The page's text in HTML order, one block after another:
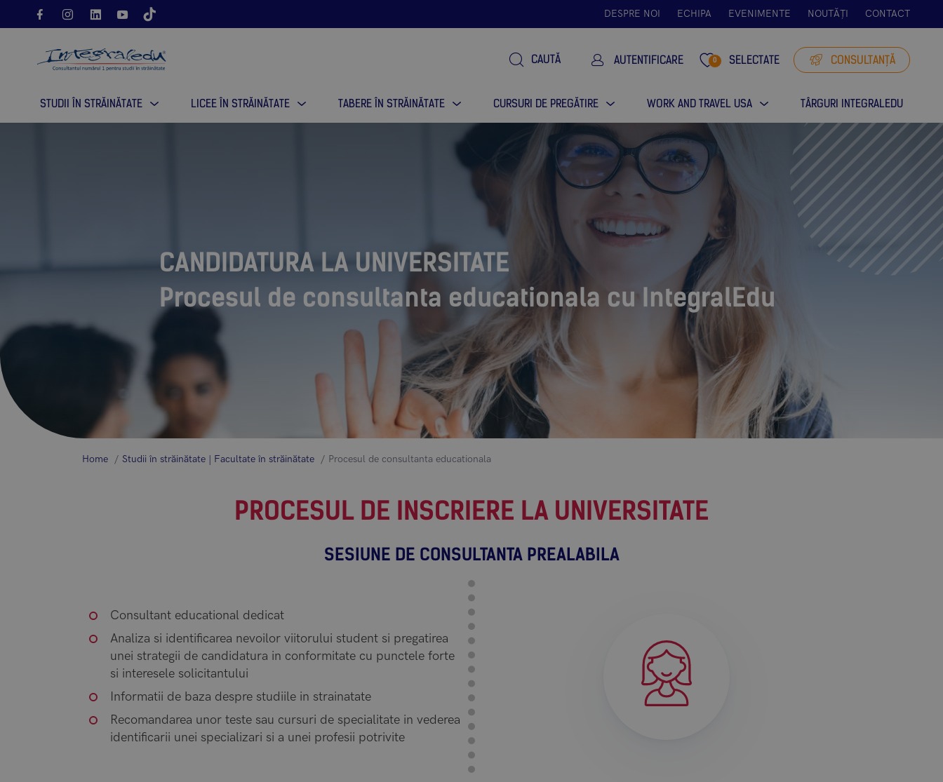
DESPRE NOI ECHIPA EVENIMENTE NOUTĂȚI CONTACT
CAUTĂ AUTENTIFICARE 0 SELECTATE CONSULTANȚĂ
STUDII ÎN STRĂINĂTATE LICEE ÎN STRĂINĂTATE TABERE ÎN STRĂINĂTATE CURSURI DE PREGĂTIRE WORK AND TRAVEL USA TÂRGURI INTEGRALEDU
CANDIDATURA LA UNIVERSITATE
Procesul de consultanta educationala cu IntegralEdu
Home Studii în străinătate | Facultate în străinătate Procesul de consultanta educationala
PROCESUL DE INSCRIERE LA UNIVERSITATE
SESIUNE DE CONSULTANTA PREALABILA
Consultant educational dedicat
Analiza si identificarea nevoilor viitorului student si pregatirea
unei strategii de candidatura in conformitate cu punctele forte
si interesele solicitantului
Informatii de baza despre studiile in strainatate
Recomandarea unor teste sau cursuri de specialitate in vederea
identificarii unei specializari si a unei profesii potrivite